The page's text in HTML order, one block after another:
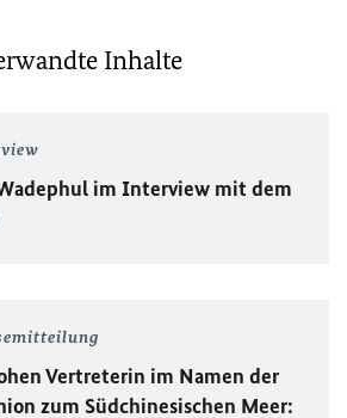
Inhalte
im Interview mit dem
Vertreterin im Namen der
zum Südchinesischen Meer: